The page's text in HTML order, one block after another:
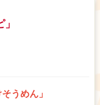
うめん」